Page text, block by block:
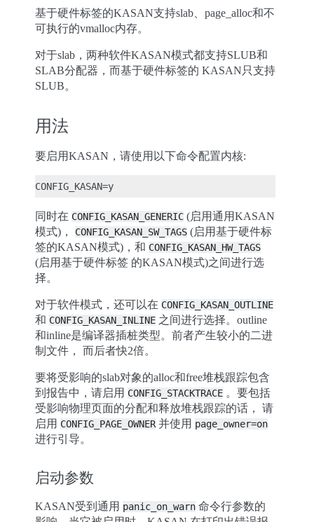
基于硬件标签的KASAN支持slab、page_alloc和不
可执行的vmalloc内存。
对于slab，两种软件KASAN模式都支持SLUB和
SLAB分配器，而基于硬件标签的 KASAN只支持
SLUB。
用法
要启用KASAN，请使用以下命令配置内核:
同时在 CONFIG_KASAN_GENERIC (启用通用KASAN
模式)， CONFIG_KASAN_SW_TAGS (启用基于硬件标
签的KASAN模式)，和 CONFIG_KASAN_HW_TAGS
(启用基于硬件标签 的KASAN模式)之间进行选
择。
对于软件模式，还可以在 CONFIG_KASAN_OUTLINE
和 CONFIG_KASAN_INLINE 之间进行选择。outline
和inline是编译器插桩类型。前者产生较小的二进
制文件， 而后者快2倍。
要将受影响的slab对象的alloc和free堆栈跟踪包含
到报告中，请启用 CONFIG_STACKTRACE 。要包括
受影响物理页面的分配和释放堆栈跟踪的话， 请
启用 CONFIG_PAGE_OWNER 并使用 page_owner=on
进行引导。
启动参数
KASAN受到通用 panic_on_warn 命令行参数的